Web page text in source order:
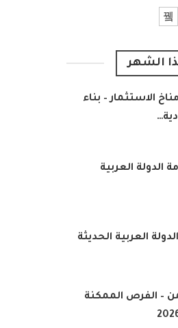
الشهر
الاستثمار – بناء
الدولة العربية
العربية الحديثة
– الفرص الممكنة